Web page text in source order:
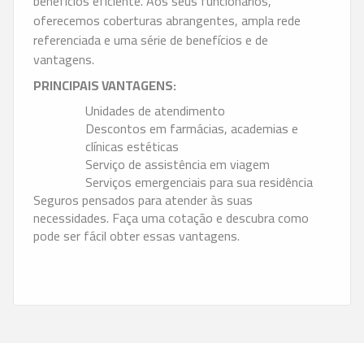
oferecemos coberturas abrangentes, ampla rede
referenciada e uma série de benefícios e de
vantagens.
PRINCIPAIS VANTAGENS:
Unidades de atendimento
Descontos em farmácias, academias e
clínicas estéticas
Serviço de assistência em viagem
Serviços emergenciais para sua residência
Seguros pensados para atender às suas
necessidades. Faça uma cotação e descubra como
pode ser fácil obter essas vantagens.